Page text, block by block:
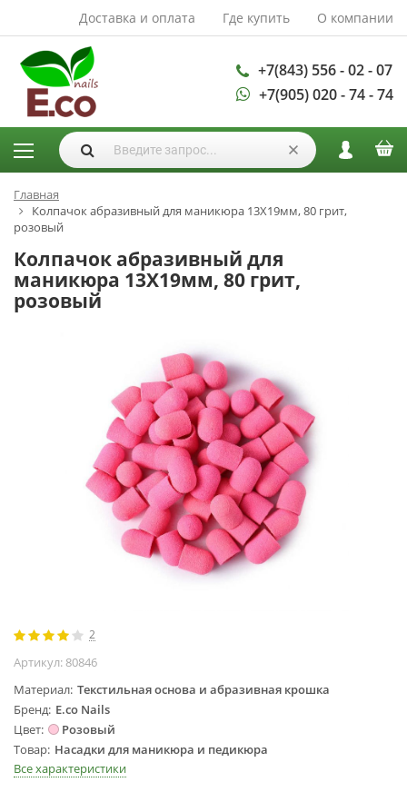
Доставка и оплата Где купить О компании
+7(843) 556 - 02 - 07
+7(905) 020 - 74 - 74
АКСЕССУАРЫ И
РАСХОДНЫЕ
МАТЕРИАЛЫ
Аксессуары
Запасные
лампы
Кисти
Одноразовая
продукция
ГЕЛЬ ЛАКИ
База для гель
Дизайн ногтей
Жидкости для
Покрытие
Цветные гель-
педикюра
Инструменты
Лампа-лупа
Лампы
Пылесосы
Стерилизаторы
Главная
Колпачок абразивный для маникюра 13Х19мм, 80 грит,
розовый
Колпачок абразивный для
маникюра 13Х19мм, 80 грит,
розовый
2
Артикул:80846
Материал Текстильная основа и абразивная крошка
Бренд E.co Nails
Цвет
Розовый
Товар Насадки для маникюра и педикюра
Все характеристики